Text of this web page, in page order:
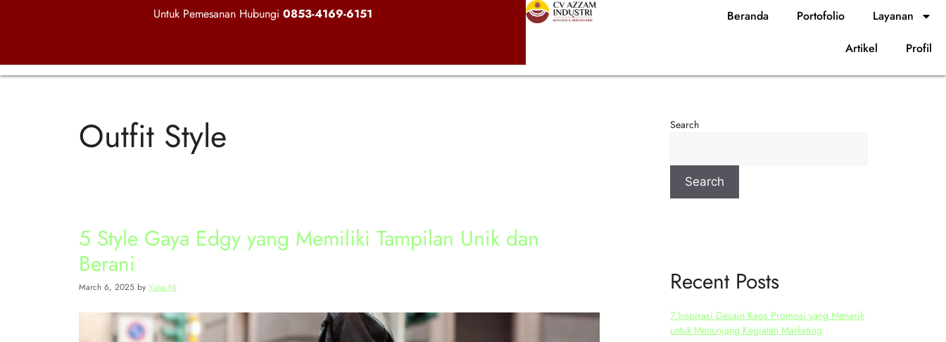
Untuk Pemesanan Hubungi 0853-4169-6151 Beranda Portofolio
Layanan
Artikel
Profil
Outfit Style
5 Style Gaya Edgy yang Memiliki Tampilan Unik dan
Berani
March 6, 2025 by Yuna Ni
Search
Search
Recent Posts
7 Inspirasi Desain Kaos Promosi yang Menarik
untuk Menunjang Kegiatan Marketing